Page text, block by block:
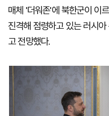
매체 '더워존'에 북한군이 이
진격해 점령하고 있는 러시
고 전망했다.